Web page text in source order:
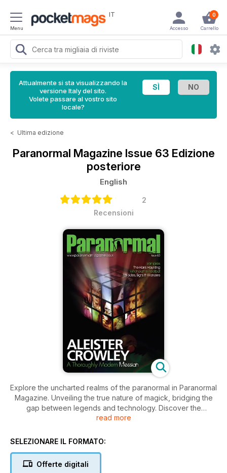
Menu
IT 0
Carrello
Accesso
Attualmente si sta visualizzando la
versione Italy del sito.
Volete passare al vostro sito
locale?
< Ultima edizione
Paranormal Magazine Issue 63 Edizione
posteriore
English
2
Recensioni
Explore the uncharted realms of the paranormal in Paranormal
Magazine. Unveiling the true nature of magick, bridging the
gap between legends and technology. Discover the
intersection of Quantum Physics and paranormal phenomena,
communicate with the other side. Beyond ghosts and ghouls,
delve into the multifaceted enigma of paranormal
read more
SELEZIONARE IL FORMATO:
Offerte digitali